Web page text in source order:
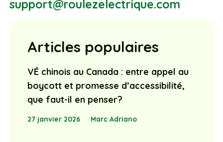
support@roulezelectrique.com
Articles populaires
VÉ chinois au Canada : entre appel au
boycott et promesse d’accessibilité,
que faut-il en penser?
27 janvier 2026 Marc Adriano